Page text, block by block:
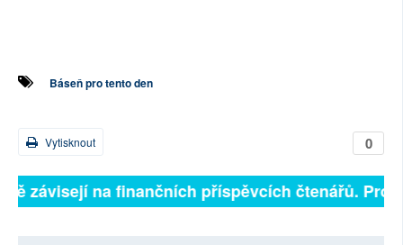
Báseň pro tento den
0
Vytisknout
závisejí na finančních příspěvcích čtenářů.